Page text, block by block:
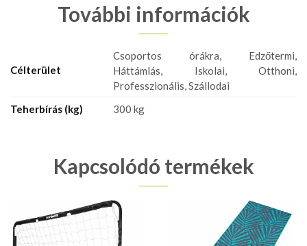
További információk
Célterület
Csoportos órákra, Edzőtermi,
Háttámlás, Iskolai, Otthoni,
Professzionális, Szállodai
Teherbírás (kg)
300 kg
Kapcsolódó termékek